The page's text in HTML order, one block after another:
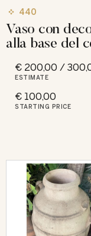
440
Vaso con
alla base del
€ 200,00 /
ESTIMATE
€ 100,00
STARTING PRICE